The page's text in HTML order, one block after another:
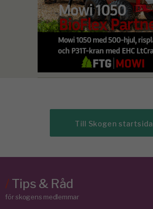
Till Skogen startsida
/Tips & Råd
för skogens medlemmar